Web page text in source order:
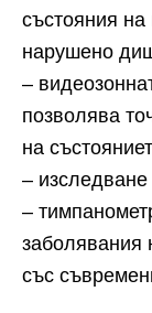
състояния
нарушено
–
позволява
на
–
–
заболявания
със